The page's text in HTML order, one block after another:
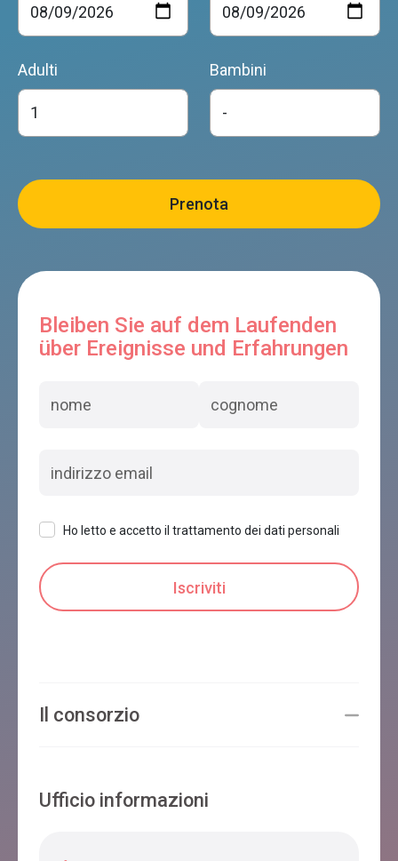
Adulti Bambini
Bleiben Sie auf dem Laufenden
über Ereignisse und Erfahrungen
Ho letto e accetto il trattamento dei dati personali
Il consorzio
Ufficio informazioni